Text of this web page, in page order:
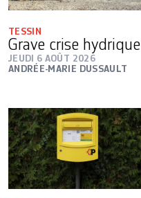
TESSIN
Grave crise hydrique
JEUDI 6 AOÛT 2026
ANDRÉE-MARIE DUSSAULT